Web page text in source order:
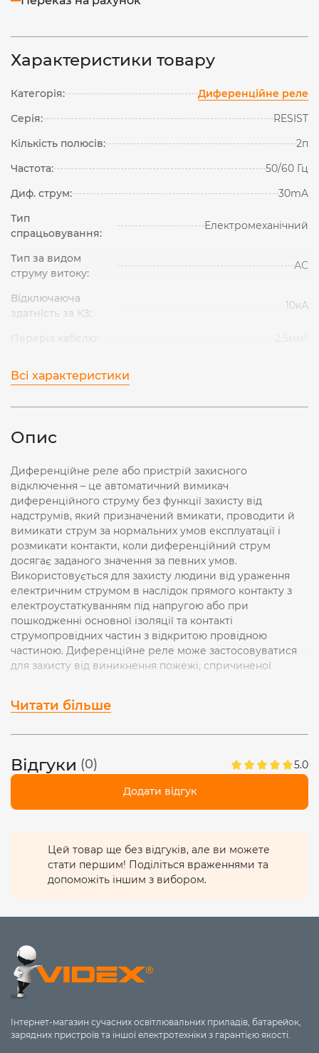
Характеристики товару
Категорія:
Диференційне реле
Серія:
RESIST
Кількість полюсів:
2п
Частота:
50/60 Гц
Диф. струм:
30mA
Тип
спрацьовування:
Електромеханічний
Тип за видом
струму витоку:
АС
Відключаюча
здатність за КЗ:
10кА
Всі характеристики
Опис
Диференційне реле або пристрій захисного
відключення – це автоматичний вимикач
диференційного струму без функції захисту від
надструмів, який призначений вмикати, проводити й
вимикати струм за нормальних умов експлуатації і
розмикати контакти, коли диференційний струм
досягає заданого значення за певних умов.
Використовується для захисту людини від ураження
електричним струмом в наслідок прямого контакту з
електроустаткуванням під напругою або при
пошкодженні основної ізоляції та контакті
струмопровідних частин з відкритою провідною
частиною. Диференційне реле може застосовуватися
для захисту від виникнення пожежі, спричиненої
функцій захисту від перевантажень та/або коротких
навченими спеціально людьми і не вимагає технічного
обслуговування.
Читати більше
Відгуки (0) 5.0
Додати відгук
Цей товар ще без відгуків, але ви можете
стати першим! Поділіться враженнями та
допоможіть іншим з вибором.
Інтернет-магазин сучасних освітлювальних приладів, батарейок,
зарядних пристроїв та іншої електротехніки з гарантією якості.